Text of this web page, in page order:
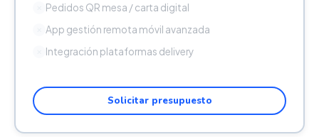
Pedidos QR mesa / carta digital
App gestión remota móvil avanzada
Integración plataformas delivery
Solicitar presupuesto